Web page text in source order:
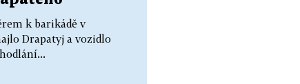
k barikádě v
Drapatyj a vozidlo